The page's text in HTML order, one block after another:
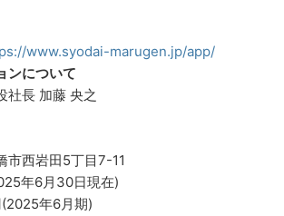
www.syodai-marugen.jp/app/
ンについて
社長 加藤 央之
市西岩田5丁目7-11
年6月30日現在)
年6月期)